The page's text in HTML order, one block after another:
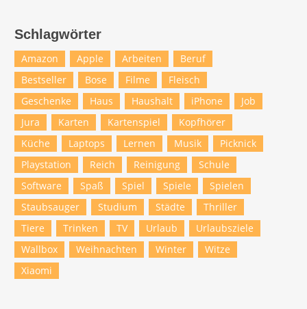
Schlagwörter
Amazon Apple Arbeiten
Beruf
Bestseller
Bose Filme
Fleisch
Geschenke
Haus Haushalt iPhone
Job
Jura
Karten Kartenspiel
Kopfhörer
Küche
Laptops Lernen Musik
Picknick
Playstation
Reich Reinigung
Schule
Software
Spaß Spiel Spiele
Spielen
Staubsauger
Studium Städte
Thriller
Tiere
Trinken TV Urlaub
Urlaubsziele
Wallbox
Weihnachten Winter
Witze
Xiaomi